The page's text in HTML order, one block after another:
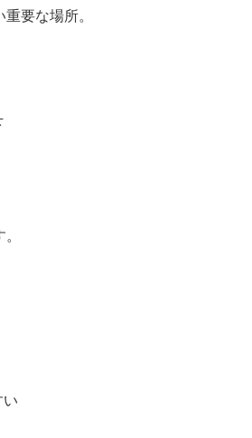
要な場所。
い